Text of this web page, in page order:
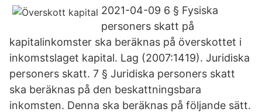
2021-04-09 6 § Fysiska
personers skatt på
kapitalinkomster ska beräknas på överskottet i
inkomstslaget kapital. Lag (2007:1419). Juridiska
personers skatt. 7 § Juridiska personers skatt
ska beräknas på den beskattningsbara
inkomsten. Denna ska beräknas på följande sätt.